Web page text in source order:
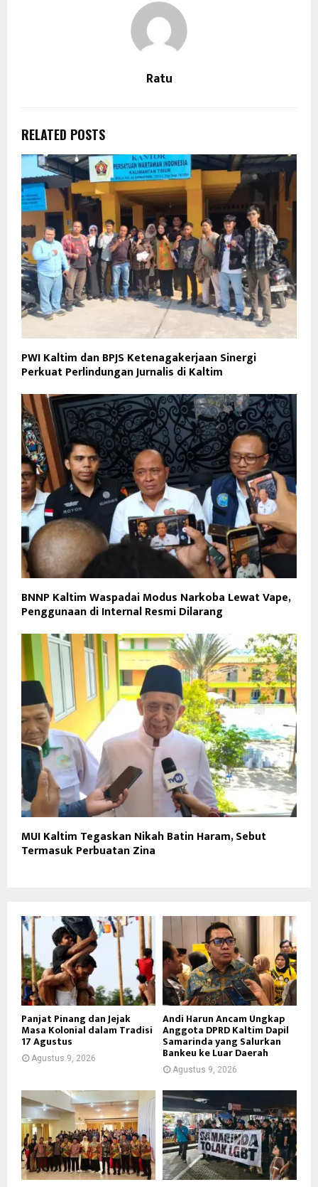
Ratu
RELATED POSTS
PWI Kaltim dan BPJS Ketenagakerjaan Sinergi
Perkuat Perlindungan Jurnalis di Kaltim
BNNP Kaltim Waspadai Modus Narkoba Lewat Vape,
Penggunaan di Internal Resmi Dilarang
MUI Kaltim Tegaskan Nikah Batin Haram, Sebut
Termasuk Perbuatan Zina
Panjat Pinang dan Jejak
Masa Kolonial dalam Tradisi
17 Agustus
Agustus 9, 2026
Andi Harun Ancam Ungkap
Anggota DPRD Kaltim Dapil
Samarinda yang Salurkan
Bankeu ke Luar Daerah
Agustus 9, 2026